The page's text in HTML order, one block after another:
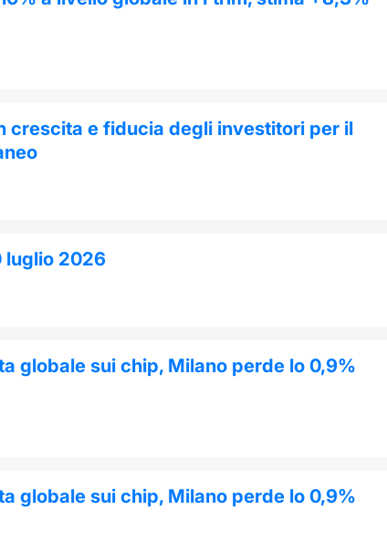
crescita e fiducia degli investitori per il
luglio 2026
globale sui chip, Milano perde lo 0,9%
globale sui chip, Milano perde lo 0,9%